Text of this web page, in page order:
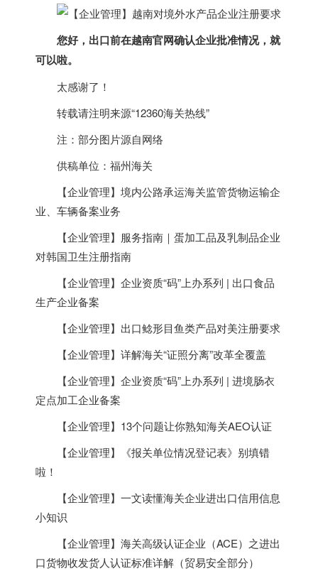
您好，出口前在越南官网确认企业批准情况，就
可以啦。
太感谢了！
转载请注明来源“12360海关热线”
注：部分图片源自网络
供稿单位：福州海关
【企业管理】境内公路承运海关监管货物运输企
业、车辆备案业务
【企业管理】服务指南｜蛋加工品及乳制品企业
对韩国卫生注册指南
【企业管理】企业资质“码”上办系列 | 出口食品
生产企业备案
【企业管理】出口鲶形目鱼类产品对美注册要求
【企业管理】详解海关“证照分离”改革全覆盖
【企业管理】企业资质“码”上办系列 | 进境肠衣
定点加工企业备案
【企业管理】13个问题让你熟知海关AEO认证
【企业管理】《报关单位情况登记表》别填错
啦！
【企业管理】一文读懂海关企业进出口信用信息
小知识
【企业管理】海关高级认证企业（ACE）之进出
口货物收发货人认证标准详解（贸易安全部分）